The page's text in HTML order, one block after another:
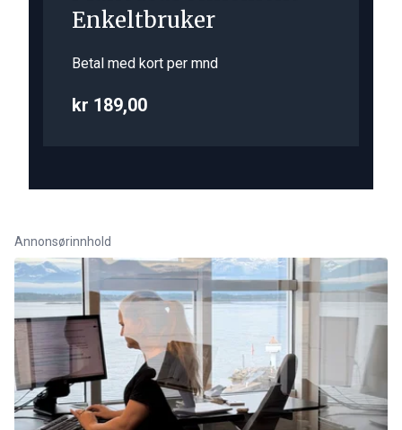
Enkeltbruker
Betal med kort per mnd
kr 189,00
Annonsørinnhold